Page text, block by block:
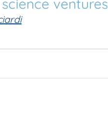
ventures